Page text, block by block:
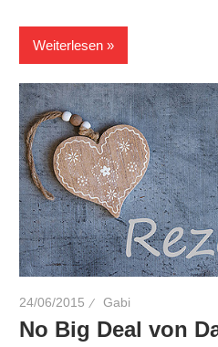
Weiterlesen
24/06/2015 Gabi
No Big Deal von